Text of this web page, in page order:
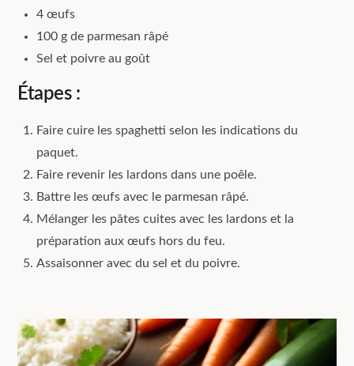
4 œufs
100 g de parmesan râpé
Sel et poivre au goût
Étapes :
Faire cuire les spaghetti selon les indications du
paquet.
Faire revenir les lardons dans une poêle.
Battre les œufs avec le parmesan râpé.
Mélanger les pâtes cuites avec les lardons et la
préparation aux œufs hors du feu.
Assaisonner avec du sel et du poivre.